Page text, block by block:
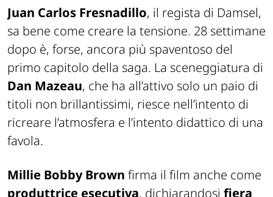
Juan Carlos Fresnadillo, il regista di Damsel,
sa bene come creare la tensione. 28 settimane
dopo è, forse, ancora più spaventoso del
primo capitolo della saga. La sceneggiatura di
Dan Mazeau, che ha all’attivo solo un paio di
titoli non brillantissimi, riesce nell’intento di
ricreare l’atmosfera e l’intento didattico di una
favola.
Millie Bobby Brown firma il film anche come
produttrice esecutiva, dichiarandosi fiera